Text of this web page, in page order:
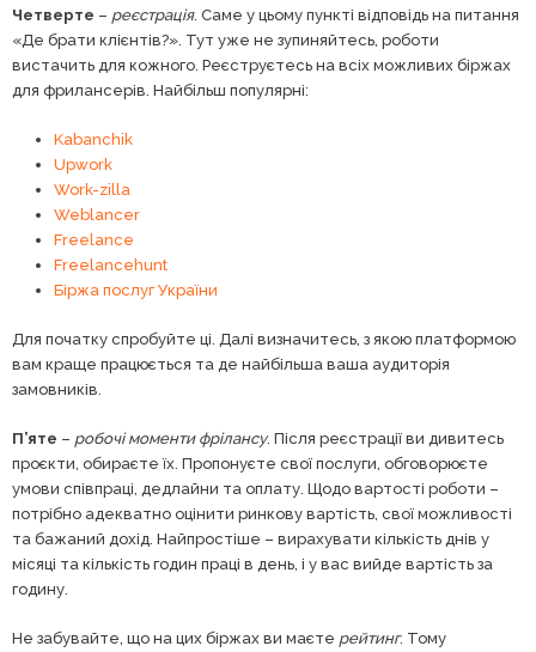
Четверте – реєстрація. Саме у цьому пункті відповідь на питання
«Де брати клієнтів?». Тут уже не зупиняйтесь, роботи
вистачить для кожного. Реєструєтесь на всіх можливих біржах
для фрилансерів. Найбільш популярні:
Kabanchik
Upwork
Work-zilla
Weblancer
Freelance
Freelancehunt
Біржа послуг України
Для початку спробуйте ці. Далі визначитесь, з якою платформою
вам краще працюється та де найбільша ваша аудиторія
замовників.
П’яте – робочі моменти фрілансу. Після реєстрації ви дивитесь
проєкти, обираєте їх. Пропонуєте свої послуги, обговорюєте
умови співпраці, дедлайни та оплату. Щодо вартості роботи –
потрібно адекватно оцінити ринкову вартість, свої можливості
та бажаний дохід. Найпростіше – вирахувати кількість днів у
місяці та кількість годин праці в день, і у вас вийде вартість за
годину.
Не забувайте, що на цих біржах ви маєте рейтинг. Тому